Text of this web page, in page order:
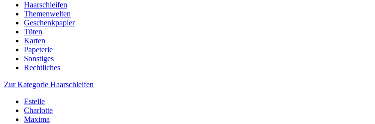
Haarschleifen
Themenwelten
Geschenkpapier
Tüten
Karten
Papeterie
Sonstiges
Rechtliches
Zur Kategorie Haarschleifen
Estelle
Charlotte
Maxima